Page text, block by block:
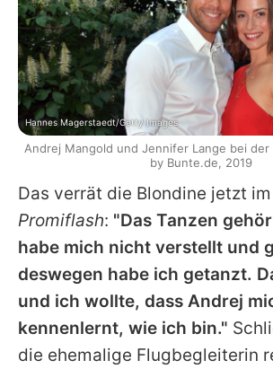
Das verrät die Blondine jetzt
Promiflash: "Das Tanzen
habe mich nicht verstellt und
deswegen habe ich getanzt.
und ich wollte, dass Andrej
kennenlernt, wie ich bin."
die ehemalige Flugbegleiterin
Hannes Magerstaedt/Getty Images
Andrej Mangold und Jennifer Lange bei der
by Bunte.de, 2019